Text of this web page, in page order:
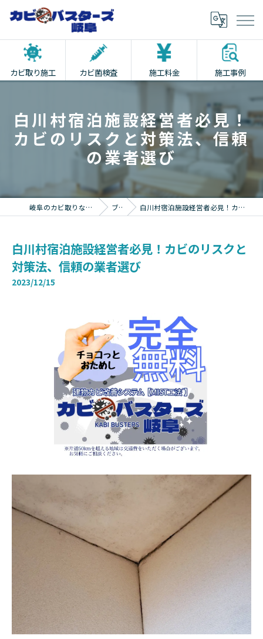
カビ取り施工 カビ菌検査 施工料金 施工事例
白川村宿泊施設経営者必見！
カビのリスクと対策法、信頼
の業者選び
岐阜のカビ取りならカビバスターズ岐阜 ブログ 白川村宿泊施設経営者必見！カビのリスクと対策法、信頼の業者選び
白川村宿泊施設経営者必見！カビのリスクと
対策法、信頼の業者選び
2023/12/15